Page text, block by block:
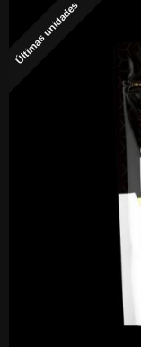
Últimas unidades